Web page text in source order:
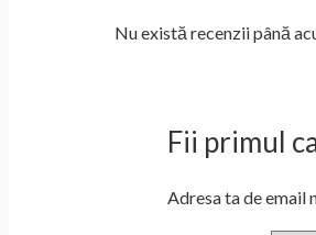
Nu există recenzii până
Fii primul
Adresa ta de email